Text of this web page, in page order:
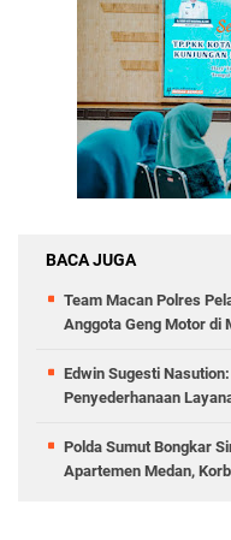
BACA JUGA
Team Macan Polres
Anggota Geng Motor di
Edwin Sugesti
Penyederhanaan
Polda Sumut Bongkar
Apartemen Medan,